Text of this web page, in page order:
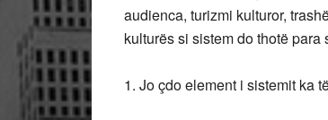
audienca, turizmi kulturor,
kulturës si sistem do thotë para
1. Jo çdo element i sistemit ka